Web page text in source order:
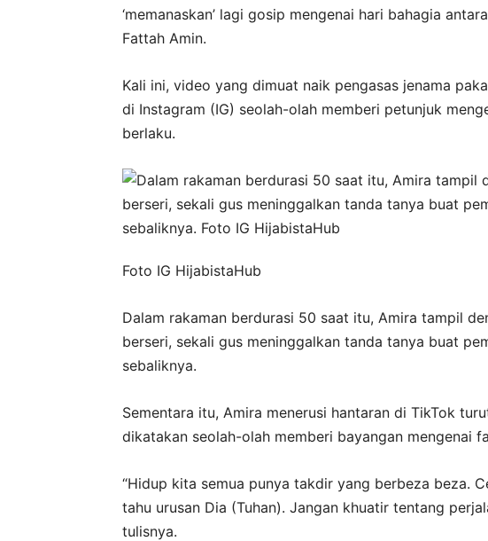
‘memanaskan’ lagi gosip mengenai hari bahagia
Fattah Amin.
Kali ini, video yang dimuat naik pengasas jenama
di Instagram (IG) seolah-olah memberi petunjuk
berlaku.
Foto IG HijabistaHub
Dalam rakaman berdurasi 50 saat itu, Amira tampil
berseri, sekali gus meninggalkan tanda tanya buat
sebaliknya.
Sementara itu, Amira menerusi hantaran di TikTok
dikatakan seolah-olah memberi bayangan mengenai
“Hidup kita semua punya takdir yang berbeza beza.
tahu urusan Dia (Tuhan). Jangan khuatir tentang
tulisnya.